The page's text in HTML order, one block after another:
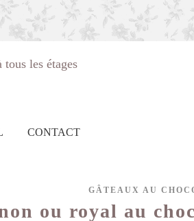
CONTACT
GÂTEAUX AU
ou royal au